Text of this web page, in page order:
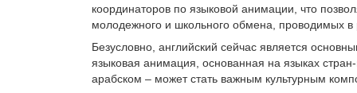
координаторов по языковой анимации, что
молодежного и школьного обмена, проводимых в
Безусловно, английский сейчас является
языковая анимация, основанная на языках
арабском – может стать важным культурным